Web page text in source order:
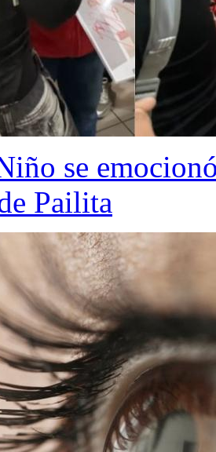
se
Pailita